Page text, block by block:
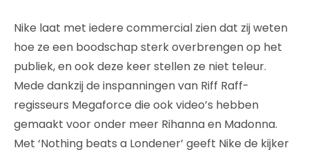
Nike laat met iedere commercial zien dat zij weten
hoe ze een boodschap sterk overbrengen op het
publiek, en ook deze keer stellen ze niet teleur.
Mede dankzij de inspanningen van Riff Raff-
regisseurs Megaforce die ook video’s hebben
gemaakt voor onder meer Rihanna en Madonna.
Met ‘Nothing beats a Londener’ geeft Nike de kijker